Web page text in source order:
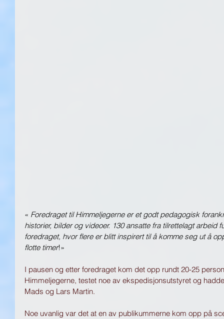
« Foredraget til Himmeljegerne er et godt pedagogisk
historier, bilder og videoer. 130 ansatte fra tilrettelagt arbeid
foredraget, hvor flere er blitt inspirert til å komme seg ut å
flotte timer!»
I pausen og etter foredraget kom det opp rundt 20-25
Himmeljegerne, testet noe av ekspedisjonsutstyret og
Mads og Lars Martin.
Noe uvanlig var det at en av publikummerne kom opp på